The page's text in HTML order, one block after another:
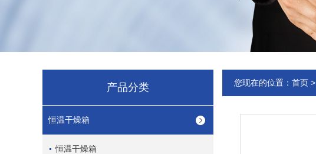
产品分类
恒温干燥箱
恒温干燥箱
您现在的位置： 首页 >